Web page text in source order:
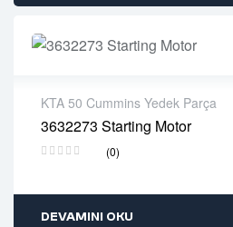
KTA 50 Cummins Yedek Parça
3632273 Starting Motor
(0)
2 years warranty
Delivery time: 1-2 business days
DEVAMINI OKU